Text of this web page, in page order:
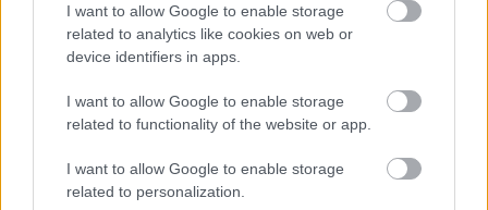
I want to allow Google to enable storage
related to analytics like cookies on web or
device identifiers in apps.
I want to allow Google to enable storage
related to functionality of the website or app.
I want to allow Google to enable storage
related to personalization.
mely gyártók termékei a legjobbak, és kiket érdemes
inkább elkerülni az adott kategóriában.
A helyzet az, hogy ez a gyártói kör több kategóriában is
rendkívül zárt - szinte lehetetlen, hogy egy-egy új cég
beférkőzzön ide, vagy ha mégis, akkor azt csak nagyon
hosszú és fáradtságos aknamunkával képes megtenni,
ráadásul arra is szüksége van, hogy a fórumokon hiteles,